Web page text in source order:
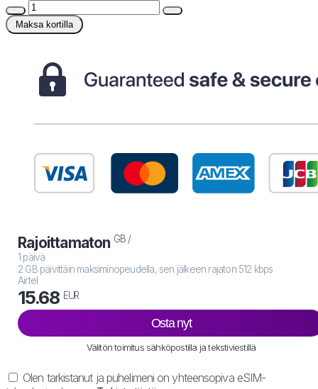
Maksa kortilla
Rajoittamaton GB /
1 päivä
2 GB päivittäin maksiminopeudella, sen jälkeen rajaton 512 kbps
Airtel
15.68 EUR
Osta nyt
Välitön toimitus sähköpostilla ja tekstiviestillä
Olen tarkistanut ja puhelimeni on yhteensopiva eSIM-